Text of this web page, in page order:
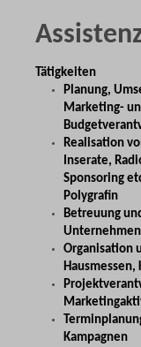
Tätigkeiten
Planung,
Marketing-
Realisation
Inserate,
Sponsoring
Polygrafin
Betreuung
Organisation
Hausmessen,
Kampagnen